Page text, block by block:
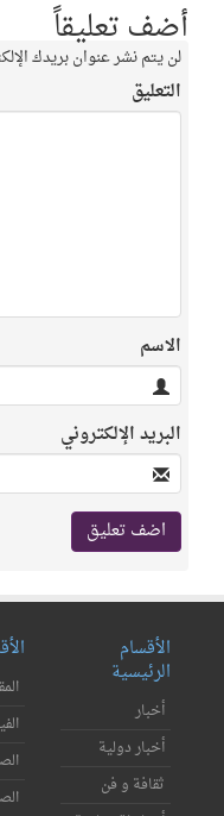
أضف تعليقاً
لن يتم نشر عنوان بريدك
التعليق
الاسم
البريد الإلكتروني
الأقسام
الرئيسية
أخبار
أخبار دولية
ثقافة و فن